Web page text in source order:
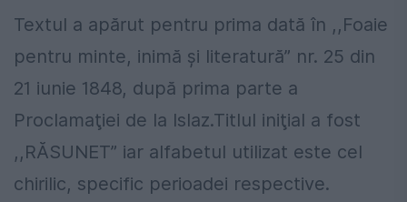
Textul a apărut pentru prima dată în ,,Foaie
pentru minte, inimă şi literatură” nr. 25 din
21 iunie 1848, după prima parte a
Proclamaţiei de la Islaz.Titlul iniţial a fost
,,RĂSUNET” iar alfabetul utilizat este cel
chirilic, specific perioadei respective.